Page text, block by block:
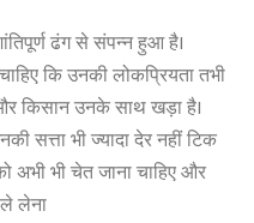
ढंग से संपन्न हुआ है।
कि उनकी लोकप्रियता तभी
किसान उनके साथ खड़ा है।
सत्ता भी ज्यादा देर नहीं टिक
अभी भी चेत जाना चाहिए और
लेना